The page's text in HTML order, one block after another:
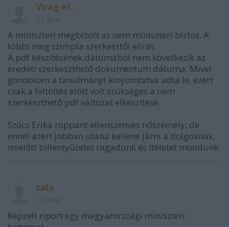
Virág et.
A miniszteri megbízott az nem miniszteri biztos. A
többi meg szimpla szerkesztői elírás.
A pdf készítésének dátumából nem következik az
eredeti szerkeszthető dokumentum dátuma. Mivel
gondolom a tanulmányt kinyomtatva adta le, ezért
csak a feltöltés előtt volt szükséges a nem
szerkeszthető pdf változat elkészítése.
Szűcs Erika roppant ellenszenves nőszemély, de
ennél azért jobban utána kellene járni a dolgoknak,
mielőtt billentyűzetet ragadunk és ítéletet mondunk.
zala
Képzelt riport egy magyarországi miniszteri